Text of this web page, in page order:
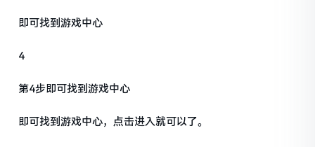
即可找到游戏中心
4
第4步即可找到游戏中心
即可找到游戏中心，点击进入就可以了。